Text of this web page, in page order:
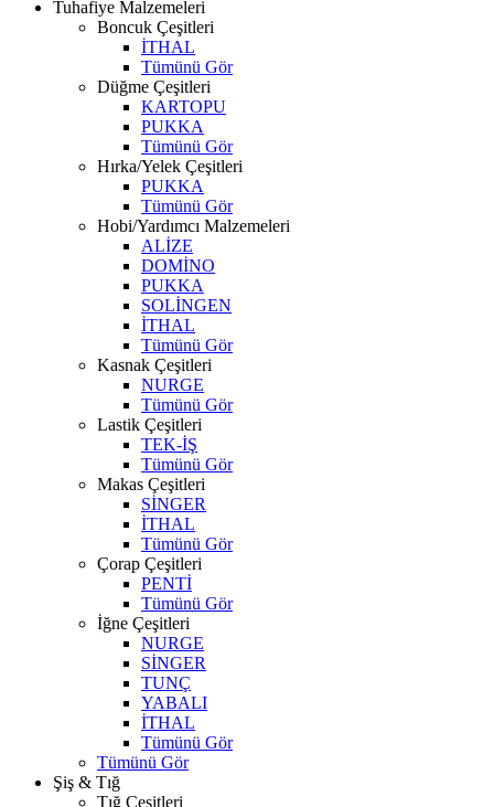
Tuhafiye Malzemeleri
Boncuk Çeşitleri
İTHAL
Tümünü Gör
Düğme Çeşitleri
KARTOPU
PUKKA
Tümünü Gör
Hırka/Yelek Çeşitleri
PUKKA
Tümünü Gör
Hobi/Yardımcı Malzemeleri
ALİZE
DOMİNO
PUKKA
SOLİNGEN
İTHAL
Tümünü Gör
Kasnak Çeşitleri
NURGE
Tümünü Gör
Lastik Çeşitleri
TEK-İŞ
Tümünü Gör
Makas Çeşitleri
SİNGER
İTHAL
Tümünü Gör
Çorap Çeşitleri
PENTİ
Tümünü Gör
İğne Çeşitleri
NURGE
SİNGER
TUNÇ
YABALI
İTHAL
Tümünü Gör
Tümünü Gör
Şiş & Tığ
Tığ Çeşitleri